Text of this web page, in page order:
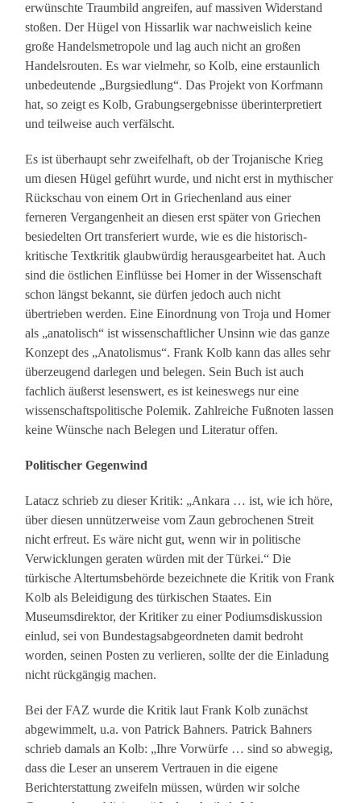
erwünschte Traumbild angreifen, auf massiven Widerstand
stoßen. Der Hügel von Hissarlik war nachweislich keine
große Handelsmetropole und lag auch nicht an großen
Handelsrouten. Es war vielmehr, so Kolb, eine erstaunlich
unbedeutende „Burgsiedlung“. Das Projekt von Korfmann
hat, so zeigt es Kolb, Grabungsergebnisse überinterpretiert
und teilweise auch verfälscht.
Es ist überhaupt sehr zweifelhaft, ob der Trojanische Krieg
um diesen Hügel geführt wurde, und nicht erst in mythischer
Rückschau von einem Ort in Griechenland aus einer
ferneren Vergangenheit an diesen erst später von Griechen
besiedelten Ort transferiert wurde, wie es die historisch-
kritische Textkritik glaubwürdig herausgearbeitet hat. Auch
sind die östlichen Einflüsse bei Homer in der Wissenschaft
schon längst bekannt, sie dürfen jedoch auch nicht
übertrieben werden. Eine Einordnung von Troja und Homer
als „anatolisch“ ist wissenschaftlicher Unsinn wie das ganze
Konzept des „Anatolismus“. Frank Kolb kann das alles sehr
überzeugend darlegen und belegen. Sein Buch ist auch
fachlich äußerst lesenswert, es ist keineswegs nur eine
wissenschaftspolitische Polemik. Zahlreiche Fußnoten lassen
keine Wünsche nach Belegen und Literatur offen.
Politischer Gegenwind
Latacz schrieb zu dieser Kritik: „Ankara … ist, wie ich höre,
über diesen unnützerweise vom Zaun gebrochenen Streit
nicht erfreut. Es wäre nicht gut, wenn wir in politische
Verwicklungen geraten würden mit der Türkei.“ Die
türkische Altertumsbehörde bezeichnete die Kritik von Frank
Kolb als Beleidigung des türkischen Staates. Ein
Museumsdirektor, der Kritiker zu einer Podiumsdiskussion
einlud, sei von Bundestagsabgeordneten damit bedroht
worden, seinen Posten zu verlieren, sollte der die Einladung
nicht rückgängig machen.
Bei der FAZ wurde die Kritik laut Frank Kolb zunächst
abgewimmelt, u.a. von Patrick Bahners. Patrick Bahners
schrieb damals an Kolb: „Ihre Vorwürfe … sind so abwegig,
dass die Leser an unserem Vertrauen in die eigene
Berichterstattung zweifeln müssen, würden wir solche